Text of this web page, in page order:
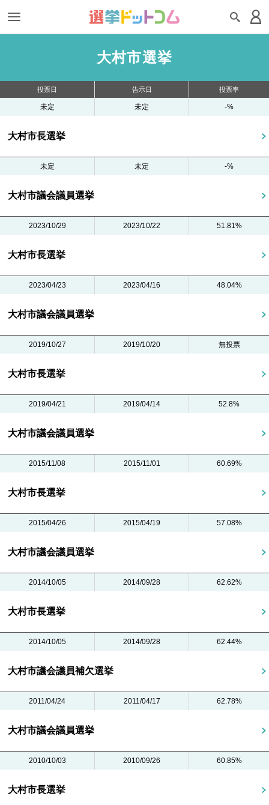
大村市選挙
投票日 告示日 投票率
未定 未定 -%
大村市長選挙
未定 未定 -%
大村市議会議員選挙
2023/10/29 2023/10/22 51.81%
大村市長選挙
2023/04/23 2023/04/16 48.04%
大村市議会議員選挙
2019/10/27 2019/10/20 無投票
大村市長選挙
2019/04/21 2019/04/14 52.8%
大村市議会議員選挙
2015/11/08 2015/11/01 60.69%
大村市長選挙
2015/04/26 2015/04/19 57.08%
大村市議会議員選挙
2014/10/05 2014/09/28 62.62%
大村市長選挙
2014/10/05 2014/09/28 62.44%
大村市議会議員補欠選挙
2011/04/24 2011/04/17 62.78%
大村市議会議員選挙
2010/10/03 2010/09/26 60.85%
大村市長選挙